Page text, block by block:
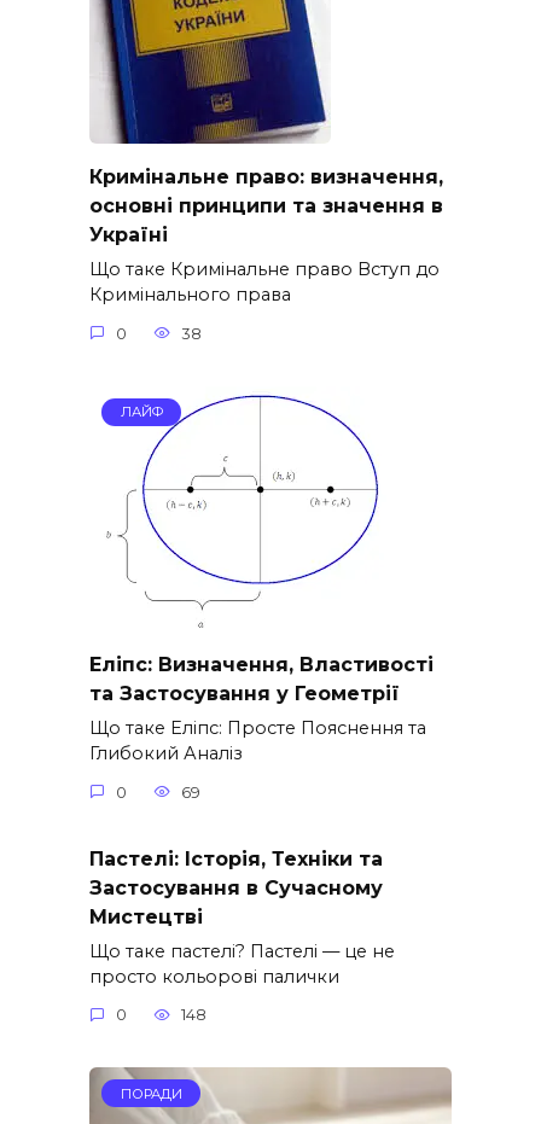
Кримінальне право: визначення,
основні принципи та значення в
Україні
Що таке Кримінальне право Вступ до
Кримінального права
0 38
ЛАЙФ
Еліпс: Визначення, Властивості
та Застосування у Геометрії
Що таке Еліпс: Просте Пояснення та
Глибокий Аналіз
0 69
Пастелі: Історія, Техніки та
Застосування в Сучасному
Мистецтві
Що таке пастелі? Пастелі — це не
просто кольорові палички
0 148
ПОРАДИ